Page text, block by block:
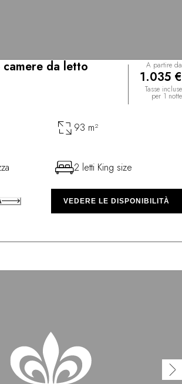
da letto A partire da
1.035 €
Tasse incluse
per 1 notte
93 m²
2 letti King size
VEDERE LE DISPONIBILITÀ